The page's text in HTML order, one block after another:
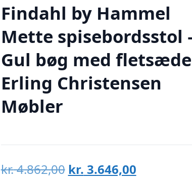
Findahl by Hammel
Mette spisebordsstol
Gul bøg med
Erling Christensen
Møbler
kr.4.862,00 Den
kr. 3.646,00Den